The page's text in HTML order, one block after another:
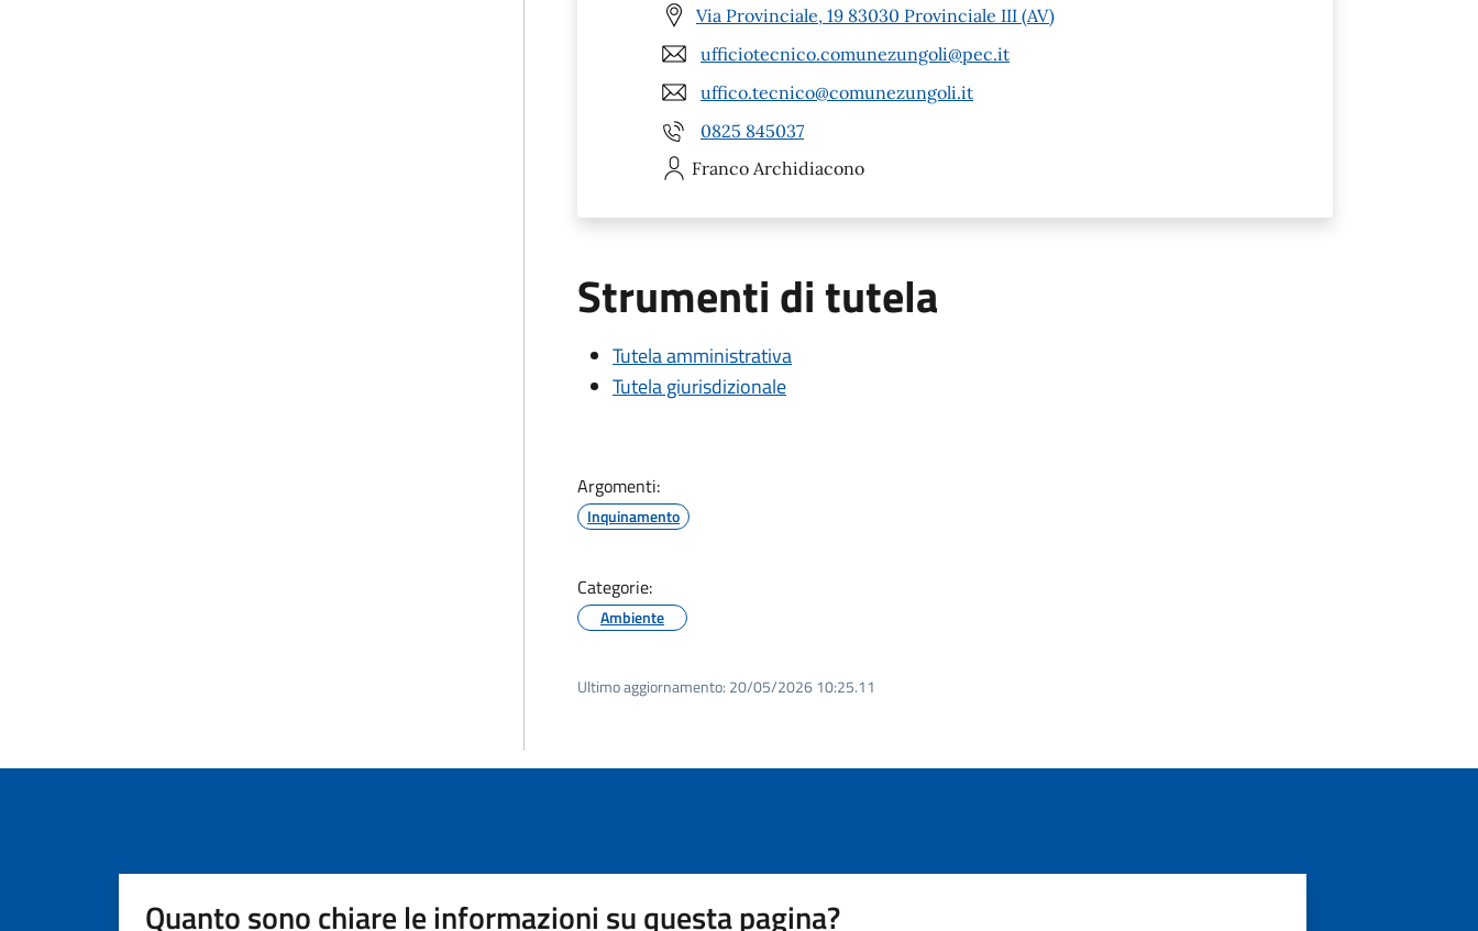
Via Provinciale, 19 83030 Provinciale III (AV)
ufficiotecnico.comunezungoli@pec.it
uffico.tecnico@comunezungoli.it
0825 845037
Franco Archidiacono
Strumenti di tutela
Tutela amministrativa
Tutela giurisdizionale
Argomenti:
Inquinamento
Categorie:
Ambiente
Ultimo aggiornamento: 20/05/2026 10:25.11
Quanto sono chiare le informazioni su questa pagina?